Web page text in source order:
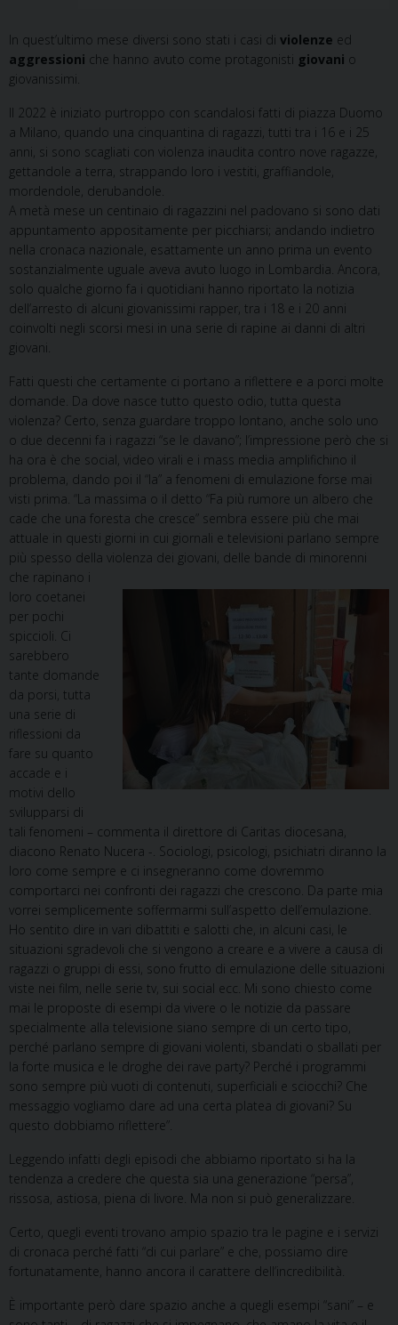
In quest’ultimo mese diversi sono stati i casi di violenze ed
aggressioni che hanno avuto come protagonisti giovani o
giovanissimi.
Il 2022 è iniziato purtroppo con scandalosi fatti di piazza Duomo
a Milano, quando una cinquantina di ragazzi, tutti tra i 16 e i 25
anni, si sono scagliati con violenza inaudita contro nove ragazze,
gettandole a terra, strappando loro i vestiti, graffiandole,
mordendole, derubandole.
A metà mese un centinaio di ragazzini nel padovano si sono dati
appuntamento appositamente per picchiarsi; andando indietro
nella cronaca nazionale, esattamente un anno prima un evento
sostanzialmente uguale aveva avuto luogo in Lombardia. Ancora,
solo qualche giorno fa i quotidiani hanno riportato la notizia
dell’arresto di alcuni giovanissimi rapper, tra i 18 e i 20 anni
coinvolti negli scorsi mesi in una serie di rapine ai danni di altri
giovani.
Fatti questi che certamente ci portano a riflettere e a porci molte
domande. Da dove nasce tutto questo odio, tutta questa
violenza? Certo, senza guardare troppo lontano, anche solo uno
o due decenni fa i ragazzi “se le davano”; l’impressione però che si
ha ora è che social, video virali e i mass media amplifichino il
problema, dando poi il “la” a fenomeni di emulazione forse mai
visti prima. “La massima o il detto “Fa più rumore un albero che
cade che una foresta che cresce” sembra essere più che mai
attuale in questi giorni in cui giornali e televisioni parlano sempre
più spesso della violenza dei giovani, delle bande di minorenni
che rapinano i
loro coetanei
per pochi
spiccioli. Ci
sarebbero
tante domande
da porsi, tutta
una serie di
riflessioni da
fare su quanto
accade e i
motivi dello
svilupparsi di
tali fenomeni – commenta il direttore di Caritas diocesana,
diacono Renato Nucera -. Sociologi, psicologi, psichiatri diranno la
loro come sempre e ci insegneranno come dovremmo
comportarci nei confronti dei ragazzi che crescono. Da parte mia
vorrei semplicemente soffermarmi sull’aspetto dell’emulazione.
Ho sentito dire in vari dibattiti e salotti che, in alcuni casi, le
situazioni sgradevoli che si vengono a creare e a vivere a causa di
ragazzi o gruppi di essi, sono frutto di emulazione delle situazioni
viste nei film, nelle serie tv, sui social ecc. Mi sono chiesto come
mai le proposte di esempi da vivere o le notizie da passare
specialmente alla televisione siano sempre di un certo tipo,
perché parlano sempre di giovani violenti, sbandati o sballati per
la forte musica e le droghe dei rave party? Perché i programmi
sono sempre più vuoti di contenuti, superficiali e sciocchi? Che
messaggio vogliamo dare ad una certa platea di giovani? Su
questo dobbiamo riflettere”.
Leggendo infatti degli episodi che abbiamo riportato si ha la
tendenza a credere che questa sia una generazione “persa”,
rissosa, astiosa, piena di livore. Ma non si può generalizzare.
Certo, quegli eventi trovano ampio spazio tra le pagine e i servizi
di cronaca perché fatti “di cui parlare” e che, possiamo dire
fortunatamente, hanno ancora il carattere dell’incredibilità.
È importante però dare spazio anche a quegli esempi “sani” – e